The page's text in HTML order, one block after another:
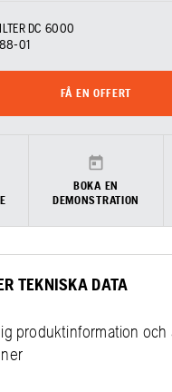
DC 6000
FÅ EN OFFERT
BOKA EN
DEMONSTRATION
TEKNISKA DATA
produktinformation och